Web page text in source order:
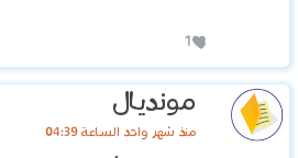
1
مونديال
منذ شهر واحد الساعة 04:39